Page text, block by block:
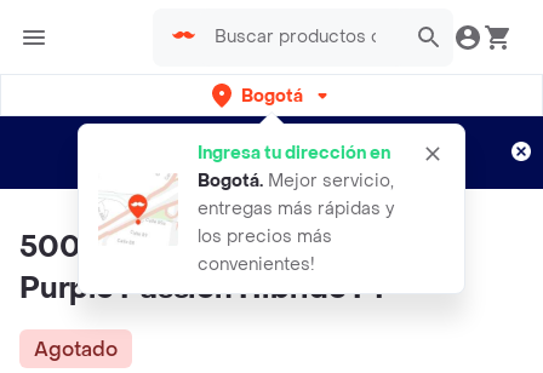
Bogotá
Ingresa tu dirección en
Bogotá. Mejor servicio,
entregas más rápidas y
los precios más
convenientes!
envíos gratis por semanas
Aplican TyC
500 Semillas De Espárragos
Purple Passion Híbrido F1
Agotado